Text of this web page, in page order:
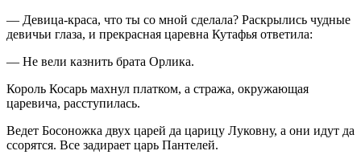
— Девица-краса, что ты со мной сделала? Раскрылись чудные
девичьи глаза, и прекрасная царевна Кутафья ответила:
— Не вели казнить брата Орлика.
Король Косарь махнул платком, а стража, окружающая
царевича, расступилась.
Ведет Босоножка двух царей да царицу Луковну, а они идут да
ссорятся. Все задирает царь Пантелей.